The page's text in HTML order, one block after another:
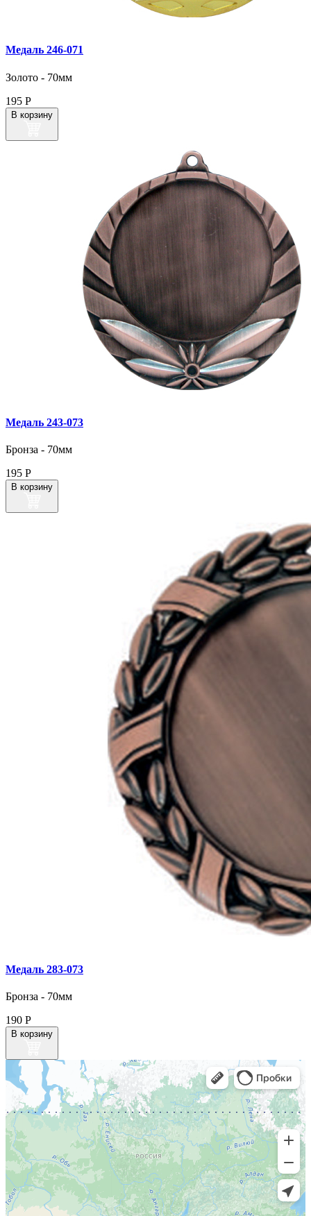
Медаль 246‑071
Золото - 70мм
195 Р
В корзину
Медаль 243‑073
Бронза - 70мм
195 Р
В корзину
Медаль 283‑073
Бронза - 70мм
190 Р
В корзину